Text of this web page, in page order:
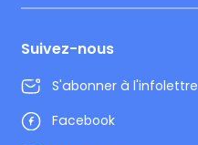
Suivez-nous
S'abonner à l'infolettre
Facebook